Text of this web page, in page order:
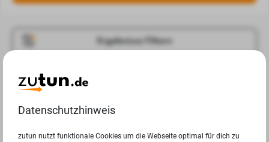
Ergebnisse Filtern
Jobangebote
Ergebnisse.
Datenschutzhinweis
zutun nutzt funktionale Cookies um die Webseite optimal für dich zu